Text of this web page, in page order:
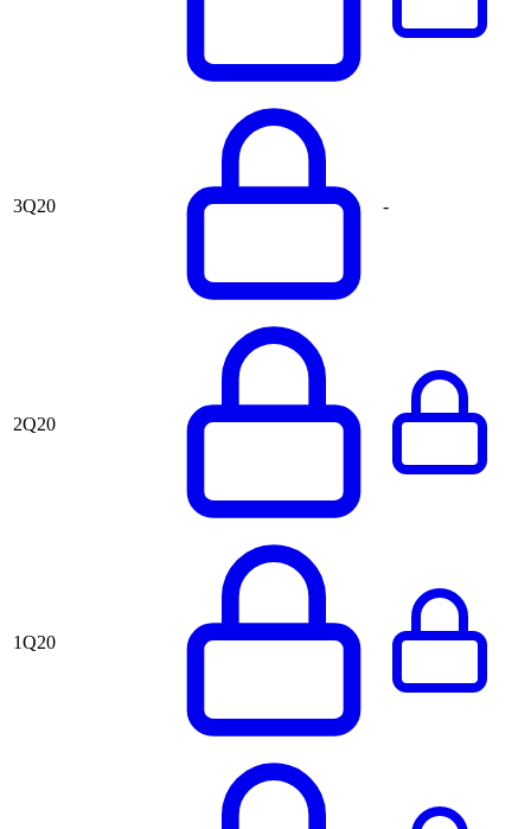
3Q20 -
2Q20
1Q20